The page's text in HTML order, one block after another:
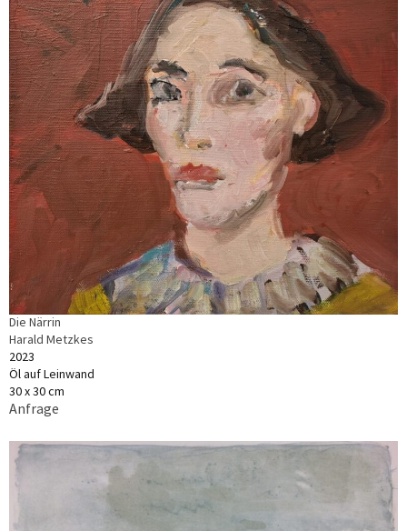
Die Närrin
Harald Metzkes
2023
Öl auf Leinwand
30 x 30 cm
Anfrage